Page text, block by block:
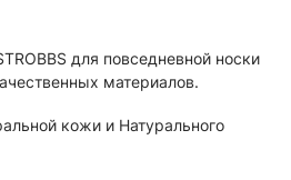
для повседневной носки
материалов.
кожи и Натурального